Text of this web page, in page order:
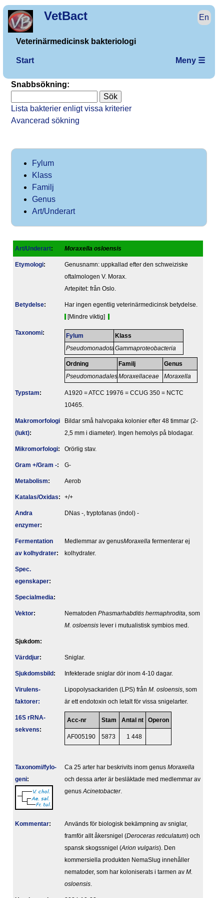
VetBact En
Veterinärmedicinsk bakteriologi
Start Meny ☰
Snabbsökning:
Lista bakterier enligt vissa kriterier
Avancerad sökning
Fylum
Klass
Familj
Genus
Art/Underart
Art/Underart: Moraxella osloensis
Etymologi:
Genusnamn: uppkallad efter den schweiziske
oftalmologen V. Morax.
Artepitet: från Oslo.
Betydelse:
Har ingen egentlig veterinärmedicinsk betydelse.
[Mindre viktig]
Taxonomi: Fylum
Pseudomonadota
Klass
Gammaproteobacteria
Ordning
Pseudomonadales
Familj
Moraxellaceae
Genus
Moraxella
Typstam:
A1920 = ATCC 19976 = CCUG 350 = NCTC
10465.
Makromorfologi
(lukt):
Bildar små halvopaka kolonier efter 48 timmar (2-
2,5 mm i diameter). Ingen hemolys på blodagar.
Mikromorfologi: Orörlig stav.
Gram +/Gram -: G-
Metabolism: Aerob
Katalas/Oxidas: +/+
Andra
enzymer:
DNas -, tryptofanas (indol) -
Fermentation
av kolhydrater:
Medlemmar av genusMoraxella fermenterar ej
kolhydrater.
Spec.
egenskaper:
Specialmedia:
Vektor: Nematoden Phasmarhabditis hermaphrodita , som
M. osloensis lever i mutualistisk symbios med.
Sjukdom:
Värddjur: Sniglar.
Sjukdomsbild : Infekterade sniglar dör inom 4-10 dagar.
Virulens­
faktorer:
Lipopolysackariden (LPS) från M. osloensis , som
är ett endotoxin och letalt för vissa snigelarter.
16S rRNA-
sekvens:
Acc-nr Stam Antal nt Operon
AF005190 5873 1 448
Taxonomi/fylo­
geni:
Ca 25 arter har beskrivits inom genus Moraxella
och dessa arter är besläktade med medlemmar av
genus Acinetobacter.
Kommentar:
Används för biologisk bekämpning av sniglar,
framför allt åkersnigel (Deroceras reticulatum) och
spansk skogssnigel (Arion vulgaris). Den
kommersiella produkten NemaSlug innehåller
nematoder, som har koloniserats i tarmen av M.
osloensis